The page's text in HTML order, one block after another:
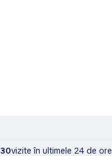
30vizite în ultimele 24 de ore